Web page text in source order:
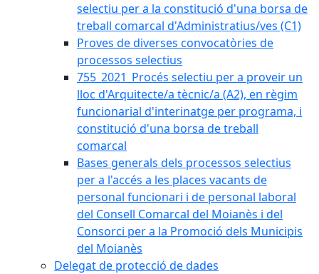
selectiu per a la constitució d'una borsa de
treball comarcal d'Administratius/ves (C1)
Proves de diverses convocatòries de
processos selectius
755_2021_Procés selectiu per a proveir un
lloc d'Arquitecte/a tècnic/a (A2), en règim
funcionarial d'interinatge per programa, i
constitució d'una borsa de treball
comarcal
Bases generals dels processos selectius
per a l'accés a les places vacants de
personal funcionari i de personal laboral
del Consell Comarcal del Moianès i del
Consorci per a la Promoció dels Municipis
del Moianès
Delegat de protecció de dades